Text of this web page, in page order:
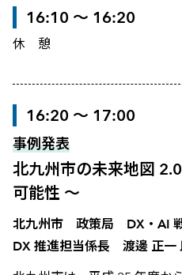
16:10 ～ 16:20
休 憩
16:20 ～ 17:00
事例発表
北九州市の未来地図
可能性 ～
北九州市 政策局 DX・AI
DX 推進担当係長 渡邊 正一